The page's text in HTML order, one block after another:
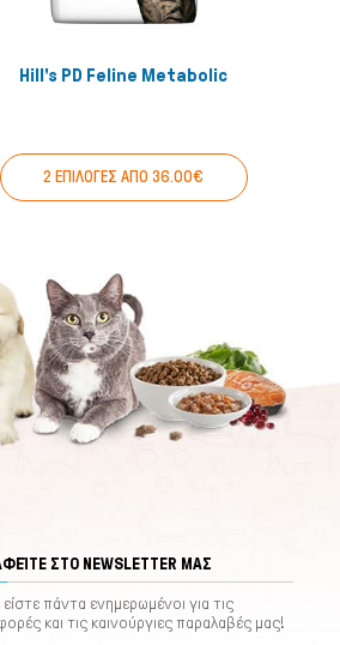
Quick View
Hill's PD Feline Metabolic
2 ΕΠΙΛΟΓΕΣ ΑΠΟ 36.00€
ΣΤΟ NEWSLETTER ΜΑΣ
είστε πάντα ενημερωμένοι για τις
και τις καινούργιες παραλαβές μας!